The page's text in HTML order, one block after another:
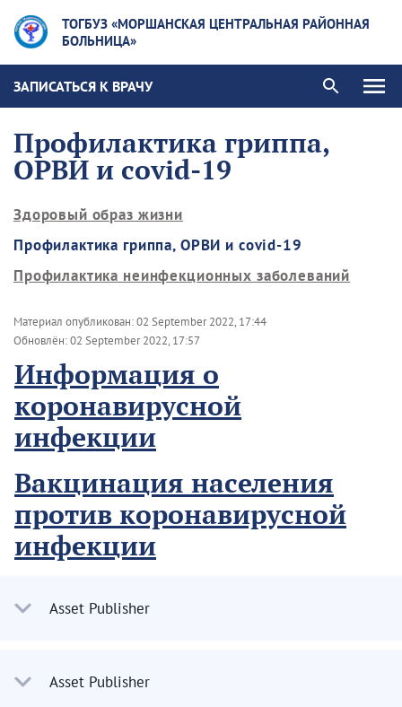
ТОГБУЗ «МОРШАНСКАЯ ЦЕНТРАЛЬНАЯ РАЙОННАЯ
БОЛЬНИЦА»
ЗАПИСАТЬСЯ К ВРАЧУ
Профилактика гриппа,
ОРВИ и covid-19
Здоровый образ жизни
Профилактика гриппа, ОРВИ и covid-19
Профилактика неинфекционных заболеваний
Материал опубликован:02 September 2022, 17:44
Обновлён:02 September 2022, 17:57
Информация о
коронавирусной
инфекции
Вакцинация населения
против коронавирусной
инфекции
Asset Publisher
Asset Publisher